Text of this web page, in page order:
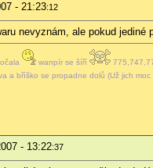
- 21:23:12
nevyznám, ale pokud
wanpír se šíří
a bříško se propadne dolů (Už jich moc
- 13:22:37